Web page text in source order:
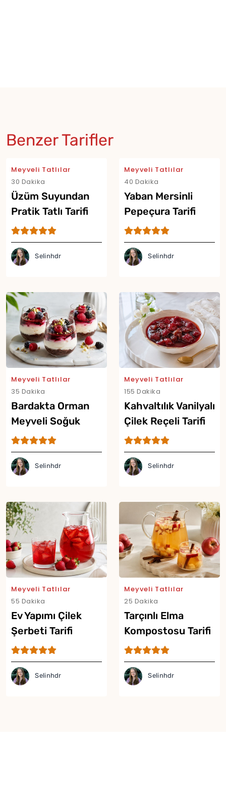
Benzer Tarifler
Meyveli Tatlılar
30 Dakika
Üzüm Suyundan
Pratik Tatlı Tarifi
Selinhdr
Meyveli Tatlılar
40 Dakika
Yaban Mersinli
Pepeçura Tarifi
Selinhdr
Meyveli Tatlılar
35 Dakika
Bardakta Orman
Meyveli Soğuk
Cheesecake Tarifi
Selinhdr
Meyveli Tatlılar
155 Dakika
Kahvaltılık Vanilyalı
Çilek Reçeli Tarifi
Selinhdr
Meyveli Tatlılar
55 Dakika
Ev Yapımı Çilek
Şerbeti Tarifi
Selinhdr
Meyveli Tatlılar
25 Dakika
Tarçınlı Elma
Kompostosu Tarifi
Selinhdr